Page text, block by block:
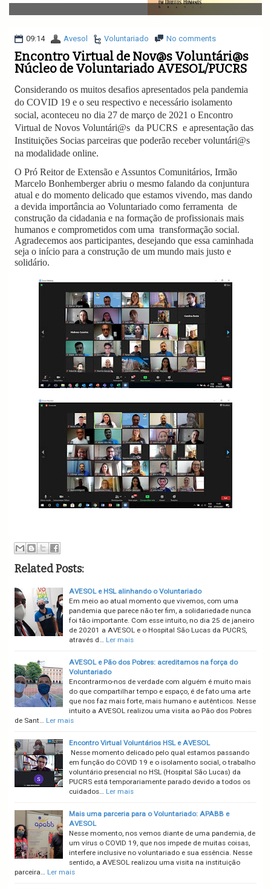
v
i
a
i
o
09:14 Avesol Voluntariado No comments
Encontro Virtual de Nov@s Voluntári@s
Núcleo de Voluntariado AVESOL/PUCRS
Considerando os muitos desafios apresentados pela pandemia
do COVID 19 e o seu respectivo e necessário isolamento
social, aconteceu no dia 27 de março de 2021 o Encontro
Virtual de Novos Voluntári@s da PUCRS e apresentação das
Instituições Socias parceiras que poderão receber voluntári@s
na modalidade online.
O Pró Reitor de Extensão e Assuntos Comunitários, Irmão
Marcelo Bonhemberger abriu o mesmo falando da conjuntura
atual e do momento delicado que estamos vivendo, mas dando
a devida importância ao Voluntariado como ferramenta de
construção da cidadania e na formação de profissionais mais
humanos e comprometidos com uma transformação social.
Agradecemos aos participantes, desejando que essa caminhada
seja o início para a construção de um mundo mais justo e
solidário.
Related Posts:
AVESOL e HSL alinhando o Voluntariado
Em meio ao atual momento que vivemos, com uma
pandemia que parece não ter fim, a solidariedade nunca
foi tão importante. Com esse intuito, no dia 25 de janeiro
de 20201 a AVESOL e o Hospital São Lucas da PUCRS,
através d… Ler mais
AVESOL e Pão dos Pobres: acreditamos na força do
Voluntariado
Encontrarmo-nos de verdade com alguém é muito mais
do que compartilhar tempo e espaço, é de fato uma arte
que nos faz mais forte, mais humano e autênticos. Nesse
intuito a AVESOL realizou uma visita ao Pão dos Pobres
de Sant… Ler mais
Encontro Virtual Voluntários HSL e AVESOL
Nesse momento delicado pelo qual estamos passando
em função do COVID 19 e o isolamento social, o trabalho
voluntário presencial no HSL (Hospital São Lucas) da
PUCRS está temporariamente parado devido a todos os
cuidados… Ler mais
Mais uma parceria para o Voluntariado: APABB e
AVESOL
Nesse momento, nos vemos diante de uma pandemia, de
um vírus o COVID 19, que nos impede de muitas coisas,
interfere inclusive no voluntariado e sua essência. Nesse
sentido, a AVESOL realizou uma visita na instituição
parceira… Ler mais